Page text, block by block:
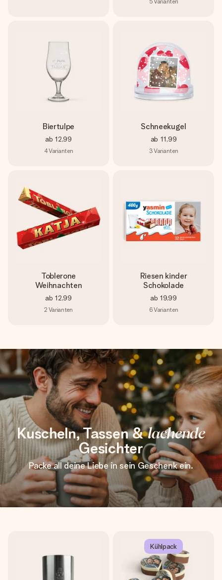
Biertulpe
ab 12,99
4Varianten
Schneekugel
ab 11,99
3Varianten
Toblerone
Weihnachten
ab 12,99
2 Varianten
Riesen kinder
Schokolade
ab 19,99
6Varianten
Kuscheln, Tassen &lachende
Gesichter
Packe all deine Liebe in sein Geschenk ein.
Kühlpack